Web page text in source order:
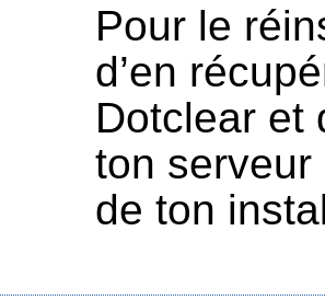
Pour le
d’en
Dotclear et
ton
de ton